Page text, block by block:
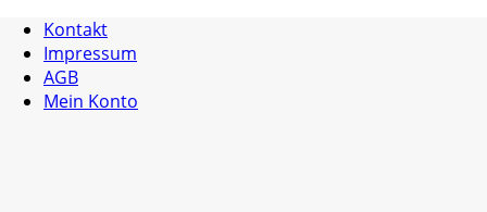
Kontakt
Impressum
AGB
Mein Konto